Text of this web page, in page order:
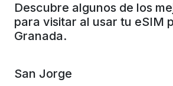
Descubre algunos de los
para visitar al usar tu eSIM
Granada.
San Jorge